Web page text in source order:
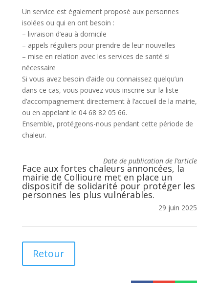
Un service est également proposé aux personnes
isolées ou qui en ont besoin :
– livraison d’eau à domicile
– appels réguliers pour prendre de leur nouvelles
– mise en relation avec les services de santé si
nécessaire
Si vous avez besoin d’aide ou connaissez quelqu’un
dans ce cas, vous pouvez vous inscrire sur la liste
d’accompagnement directement à l’accueil de la mairie,
ou en appelant le 04 68 82 05 66.
Ensemble, protégeons-nous pendant cette période de
chaleur.
Date de publication de l’article
Face aux fortes chaleurs annoncées, la
mairie de Collioure met en place un
dispositif de solidarité pour protéger les
personnes les plus vulnérables.
29 juin 2025
Retour